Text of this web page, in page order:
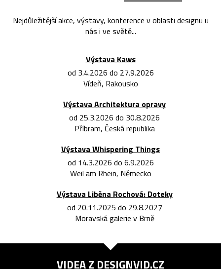
Nejdůležitější akce, výstavy, konference v oblasti designu u
nás i ve světě...
Výstava Kaws
od 3.4.2026 do 27.9.2026
Vídeň, Rakousko
Výstava Architektura opravy
od 25.3.2026 do 30.8.2026
Příbram, Česká republika
Výstava Whispering Things
od 14.3.2026 do 6.9.2026
Weil am Rhein, Německo
Výstava Liběna Rochová: Doteky
od 20.11.2025 do 29.8.2027
Moravská galerie v Brně
VIDEA Z DESIGNVID.CZ